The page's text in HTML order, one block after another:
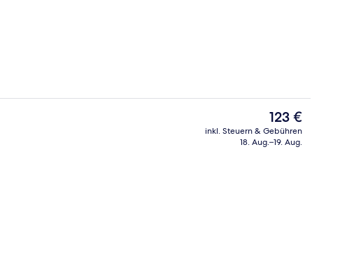
Sitzecke in der Lobby
Der
aktuelle
Preis
123 €
inkl. Steuern & Gebühren
18. Aug.–19. Aug.